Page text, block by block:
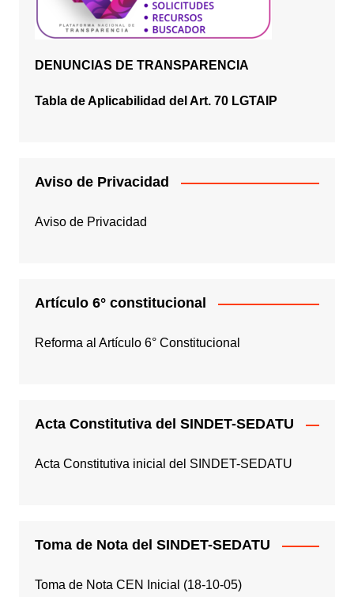
DENUNCIAS DE TRANSPARENCIA
Tabla de Aplicabilidad del Art. 70 LGTAIP
Aviso de Privacidad
Aviso de Privacidad
Artículo 6° constitucional
Reforma al Artículo 6° Constitucional
Acta Constitutiva del SINDET-SEDATU
Acta Constitutiva inicial del SINDET-SEDATU
Toma de Nota del SINDET-SEDATU
Toma de Nota CEN Inicial (18-10-05)